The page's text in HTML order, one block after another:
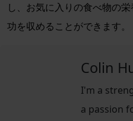
し、お気に入りの食べ物の
功を収めることができます。
Colin
I'm a
a passion